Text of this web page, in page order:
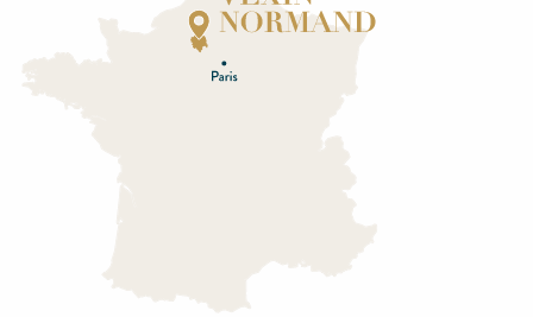
Eu re
rne